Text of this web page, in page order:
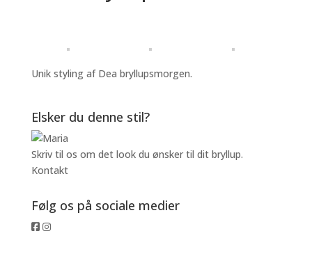
Unik styling af Dea bryllupsmorgen.
Elsker du denne stil?
Skriv til os om det look du ønsker til dit bryllup.
Kontakt
Følg os på sociale medier